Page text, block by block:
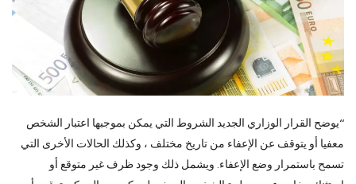
“يوضح القرار الوزاري الجديد الشروط التي يمكن بموجبها اعتبار الشخص
معفيا أو يتوقف عن الإعفاء من تاريخ مختلف ، وكذلك الحالات الأخرى التي
تسمح باستمرار وضع الإعفاء. ويشمل ذلك وجود ظرف غير متوقع أو